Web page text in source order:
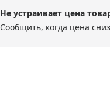
Не устраивает цена
Сообщить, когда цена